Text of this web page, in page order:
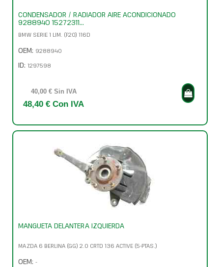
CONDENSADOR / RADIADOR AIRE ACONDICIONADO
9288940 15272311...
BMW SERIE 1 LIM. (F20) 116D
OEM: 9288940
ID: 1297598
40,00 € Sin IVA
48,40 € Con IVA
MANGUETA DELANTERA IZQUIERDA
MAZDA 6 BERLINA (GG) 2.0 CRTD 136 ACTIVE (5-PTAS.)
OEM: -